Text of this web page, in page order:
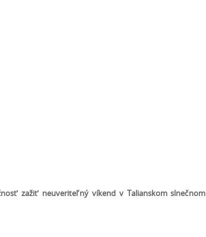
zažiť neuveriteľný víkend v Talianskom slnečnom